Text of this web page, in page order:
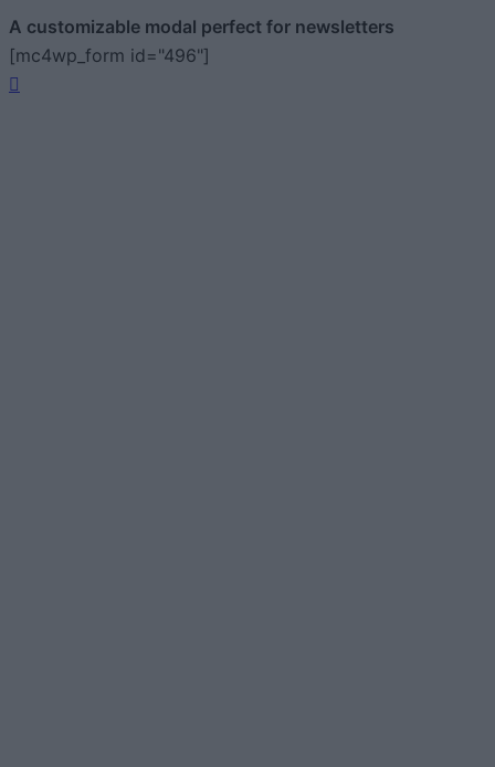
A customizable modal perfect for newsletters
[mc4wp_form id="496"]